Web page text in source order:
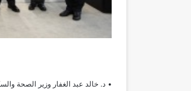
• د. خالد عبد الغفار وزير الصحة